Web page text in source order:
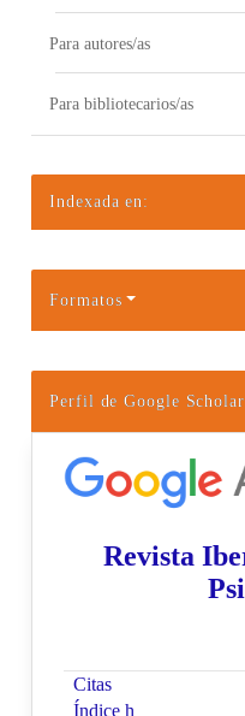
Para autores/as
Para bibliotecarios/as
Indexada en:
Formatos
Perfil de Google Scholar